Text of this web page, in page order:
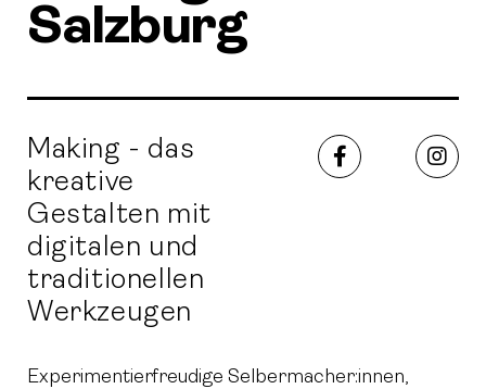
Salzburg
Making - das
kreative
Gestalten mit
digitalen und
traditionellen
Werkzeugen
Facebook
Experimentierfreudige Selbermacher:innen,